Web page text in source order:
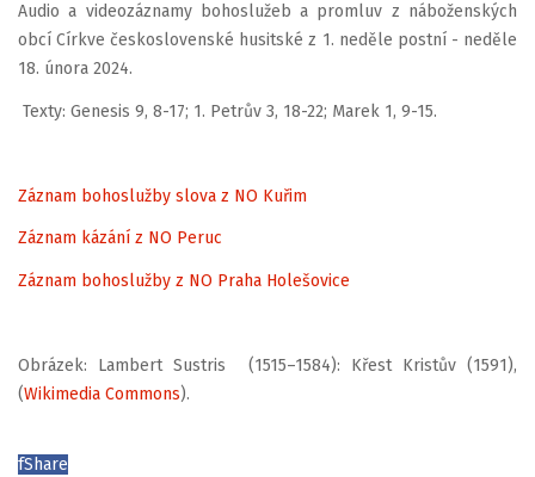
Audio a videozáznamy bohoslužeb a promluv z náboženských
obcí Církve československé husitské z 1. neděle postní - neděle
18. února 2024.
Texty: Genesis 9, 8-17; 1. Petrův 3, 18-22; Marek 1, 9-15.
Záznam bohoslužby slova z NO Kuřim
Záznam kázání z NO Peruc
Záznam bohoslužby z NO Praha Holešovice
Obrázek: Lambert Sustris (1515–1584): Křest Kristův (1591),
(Wikimedia Commons).
fShare